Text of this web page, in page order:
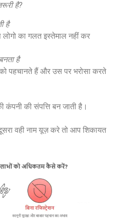
है?
है
का गलत इस्तेमाल नहीं कर
है
पहचानते हैं और उस पर भरोसा करते
की संपत्ति बन जाती है।
वही नाम यूज़ करे तो आप शिकायत